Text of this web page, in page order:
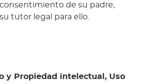
de su padre,
tutor legal para ello.
y Propiedad intelectual, Uso